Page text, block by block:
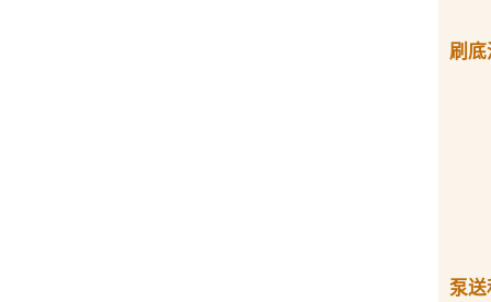
刷底
泵送